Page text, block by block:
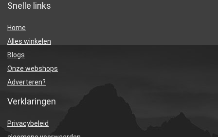
Snelle links
Home
Alles winkelen
Blogs
Onze webshops
Adverteren?
Verklaringen
Privacybeleid